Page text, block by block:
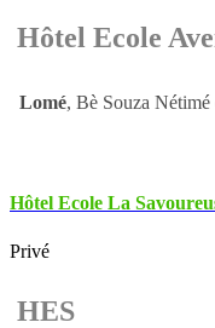
Hôtel Ecole
Lomé, Bè Souza
Hôtel Ecole La
Privé
HES